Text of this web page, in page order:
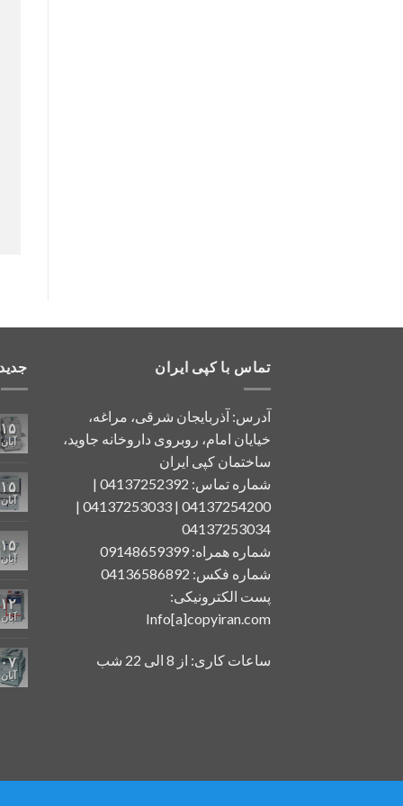
تماس با کپی ایران
آدرس: آذربایجان شرقی، مراغه،
خیایان امام، روبروی داروخانه جاوید،
ساختمان کپی ایران
شماره تماس: 04137252392 |
04137254200 | 04137253033 |
04137253034
شماره همراه: 09148659399
شماره فکس: 04136586892
پست الکترونیکی:
Info[a]copyiran.com
ساعات کاری: از 8 الی 22 شب
۱۵
آبان
۱۵
آبان
۱۵
آبان
۱۲
آبان
۰۷
آبان